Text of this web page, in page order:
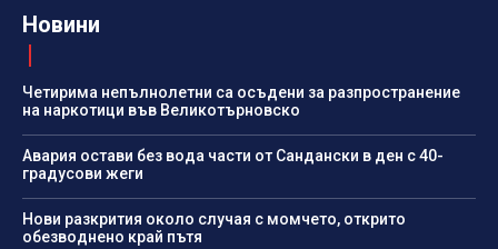
Новини
Четирима непълнолетни са осъдени за разпространение
на наркотици във Великотърновско
Авария остави без вода части от Сандански в ден с 40-
градусови жеги
Нови разкрития около случая с момчето, открито
обезводнено край пътя